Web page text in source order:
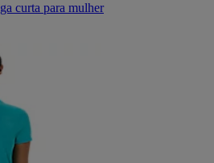
curta para mulher